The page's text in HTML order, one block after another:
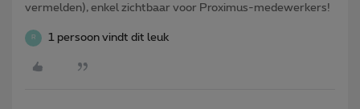
vermelden), enkel zichtbaar voor Proximus-medewerkers!
R 1 persoon vindt dit leuk